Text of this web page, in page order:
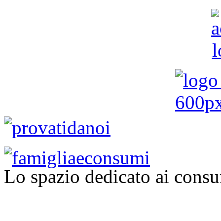
Lo spazio dedicato ai